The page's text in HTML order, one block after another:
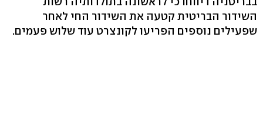
השידור הבריטית קטעה את השידור החי לאחר
שפעילים נוספים הפריעו לקונצרט עוד שלוש פעמים.